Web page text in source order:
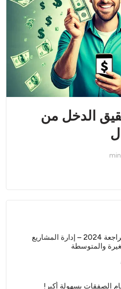
الدخل من
Basecamp مراجعة 2024 – إدارة المشاريع
والمتوسطة